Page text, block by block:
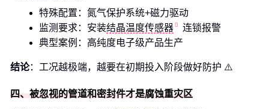
特殊配置：氮气保护系统+磁力驱动
监测要求：安装结晶温度传感器
连锁报警
典型案例：高纯度电子级产品生产
结论：工况越极端，越要在初期投入阶段做好防护 ⚠️
四、被忽视的管道和密封件才是腐蚀重灾区